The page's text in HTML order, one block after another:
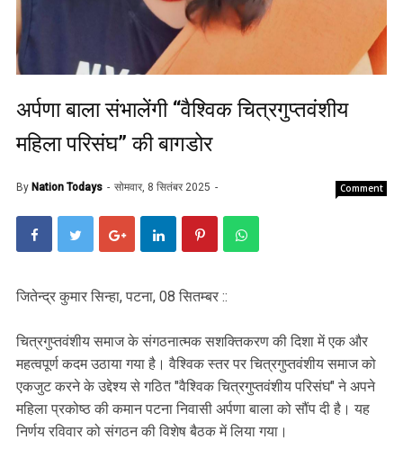
अर्पणा बाला संभालेंगी “वैश्विक चित्रगुप्तवंशीय
महिला परिसंघ” की बागडोर
By Nation Todays सोमवार, 8 सितंबर 2025 Comment
जितेन्द्र कुमार सिन्हा, पटना, 08 सितम्बर ::
चित्रगुप्तवंशीय समाज के संगठनात्मक सशक्तिकरण की दिशा में एक और
महत्वपूर्ण कदम उठाया गया है। वैश्विक स्तर पर चित्रगुप्तवंशीय समाज को
एकजुट करने के उद्देश्य से गठित "वैश्विक चित्रगुप्तवंशीय परिसंघ" ने अपने
महिला प्रकोष्ठ की कमान पटना निवासी अर्पणा बाला को सौंप दी है। यह
निर्णय रविवार को संगठन की विशेष बैठक में लिया गया।